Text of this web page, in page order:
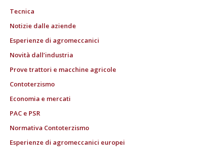
Tecnica
Notizie dalle aziende
Esperienze di agromeccanici
Novità dall’industria
Prove trattori e macchine agricole
Contoterzismo
Economia e mercati
PAC e PSR
Normativa Contoterzismo
Esperienze di agromeccanici europei